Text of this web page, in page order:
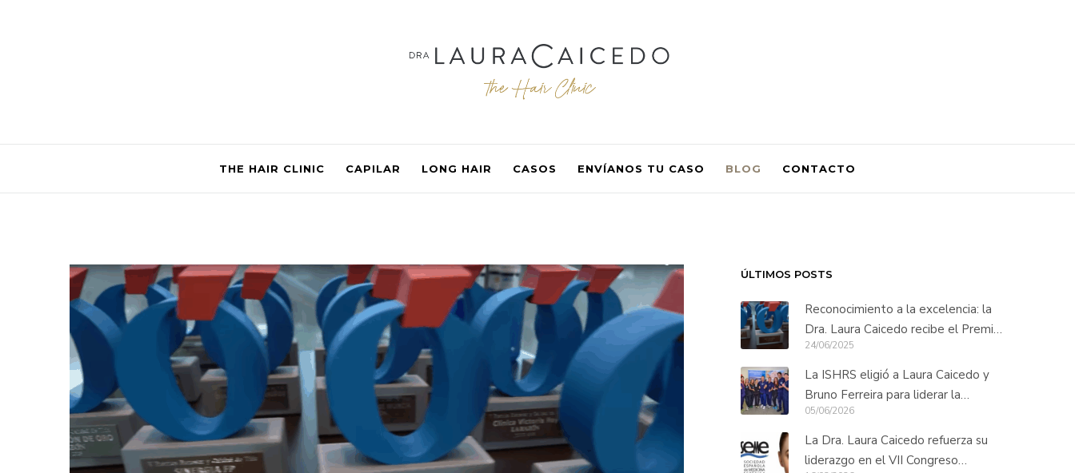
THE HAIR CLINIC CAPILAR LONG HAIR CASOS ENVÍANOS TU CASO BLOG CONTACTO
ÚLTIMOS POSTS
Reconocimiento a la excelencia: la
Dra. Laura Caicedo recibe el Premio
Innovación en Trasplante Capilar
Long Hair
24/06/2025
La ISHRS eligió a Laura Caicedo y
Bruno Ferreira para liderar la
formación práctica de cirujanos
capilares de todo el mundo
05/06/2026
La Dra. Laura Caicedo refuerza su
liderazgo en el VII Congreso